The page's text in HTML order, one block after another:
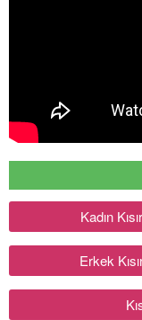
Kadın
Erkek